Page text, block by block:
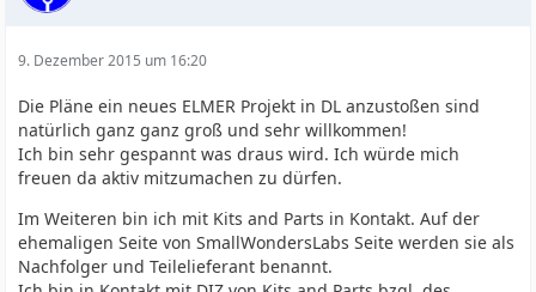
9. Dezember 2015 um 16:20
Die Pläne ein neues ELMER Projekt in DL anzustoßen sind
natürlich ganz ganz groß und sehr willkommen!
Ich bin sehr gespannt was draus wird. Ich würde mich
freuen da aktiv mitzumachen zu dürfen.
Im Weiteren bin ich mit Kits and Parts in Kontakt. Auf der
ehemaligen Seite von SmallWondersLabs Seite werden sie als
Nachfolger und Teilelieferant benannt.